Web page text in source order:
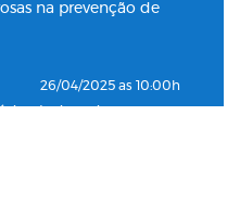
na prevenção de
26/04/2025 as 10:00h